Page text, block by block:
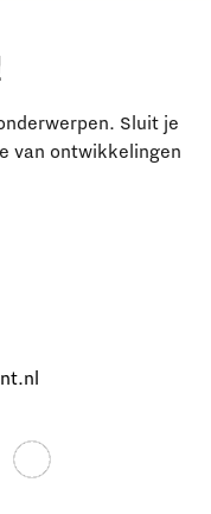
Sluit je
van ontwikkelingen